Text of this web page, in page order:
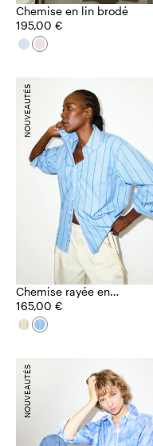
Chemise en lin brodé
195,00 €
Chemise rayée en
popeline de coton
165,00 €
NOUVEAUTÉS
NOUVEAUTÉS